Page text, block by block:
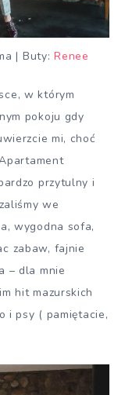
| Buty:Renee
w którym
pokoju gdy
mi, choć
przytulny i
we
wygodna sofa,
zabaw, fajnie
– dla mnie
hit mazurskich
i psy ( pamiętacie,